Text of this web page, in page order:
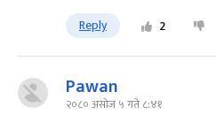
Reply 2
Pawan
२०८० असोज ५ गते ८:४१